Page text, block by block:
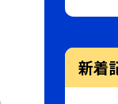
新着